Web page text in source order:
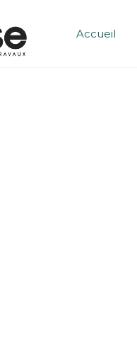
Accueil